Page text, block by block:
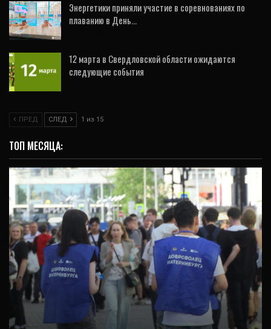
Энергетики приняли участие в соревнованиях по
плаванию в День…
12 марта в Свердловской области ожидаются
следующие события
ПРЕД СЛЕД 1 из 15
ТОП МЕСЯЦА:
ВИДЕО
Екатеринбуржцев зовут голосовать за
парки (ФОТО, ВИДЕО)